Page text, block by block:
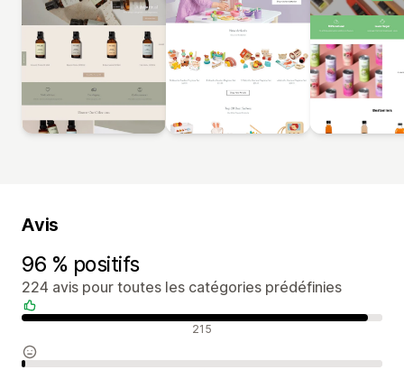
Avis
96 % positifs
224 avis pour toutes les catégories prédéfinies
Avis positifs 215